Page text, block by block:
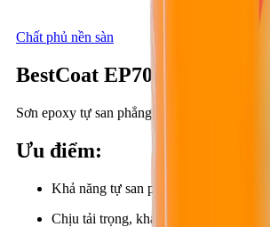
Chất phủ nền sàn
BestCoat EP708
Sơn epoxy tự san phẳng, cường độ cao, hai
Ưu điểm:
Khả năng tự san phẳng và đạt độ bóng
Chịu tải trọng, kháng hóa chất, kháng